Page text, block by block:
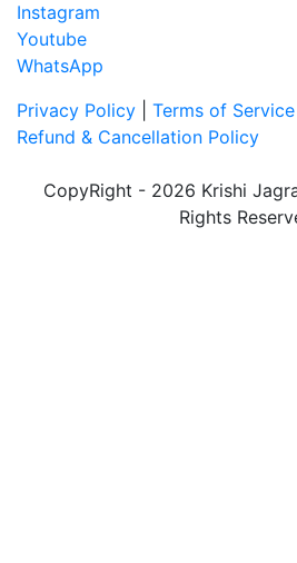
Instagram
Youtube
WhatsApp
Privacy Policy
Terms of Service
Refund & Cancellation Policy
CopyRight - 2026 Krishi
Rights